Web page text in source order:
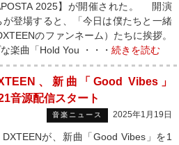
2025】が開催された。 開演
登場すると、「今日は僕たちと一緒
のファンネーム）たちに挨拶。
楽曲「Hold You ・・・ 続きを読む
、新曲「Good Vibes」
音源配信スタート
音楽ニュース 2025年1月19日
が、新曲「Good Vibes」を1